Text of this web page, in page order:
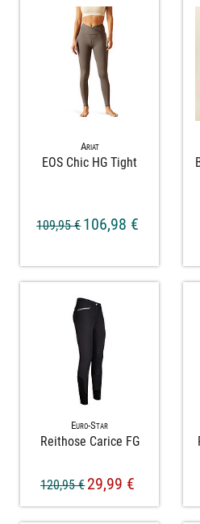
Ariat
EOS Chic HG Tight
109,95 € 106,98 €
Euro-Star
Reithose Carice FG
120,95 € 29,99 €